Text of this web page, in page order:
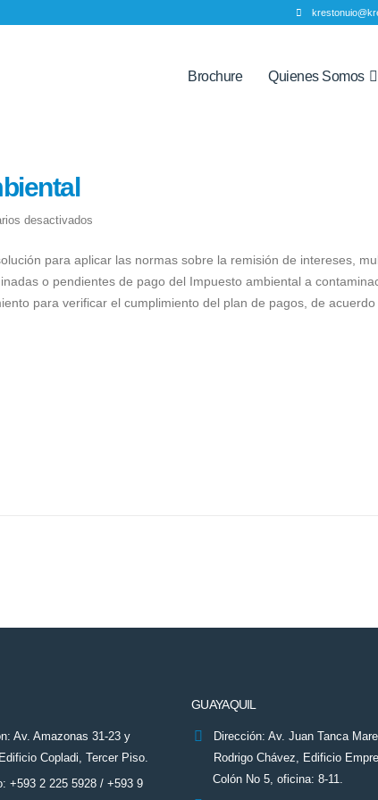
Brochure Quienes Somos
desactivadosen
impuesto
ambiental
para aplicar las normas sobre la remisión de intereses,
o pendientes de pago del Impuesto ambiental a
para verificar el cumplimiento del plan de pagos, de acuerdo
Av. Amazonas 31-23 y
Copladi, Tercer Piso.
+593 2 225 5928 / +593 9
GUAYAQUIL
Dirección: Av. Juan Tanca
Rodrigo Chávez, Edificio
Colón No 5, oficina: 8-11.